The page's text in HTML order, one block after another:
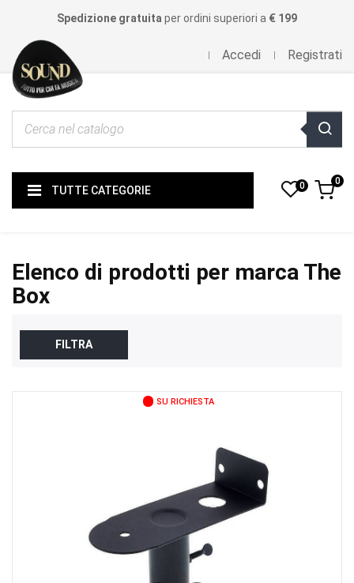
Spedizione gratuita per ordini superiori a € 199
Accedi Registrati
TUTTE CATEGORIE 0 0
Elenco di prodotti per marca The
Box
FILTRA
SU RICHIESTA